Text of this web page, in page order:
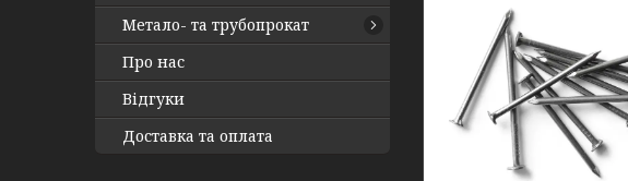
Метало- та трубопрокат
Про нас
Відгуки
Доставка та оплата